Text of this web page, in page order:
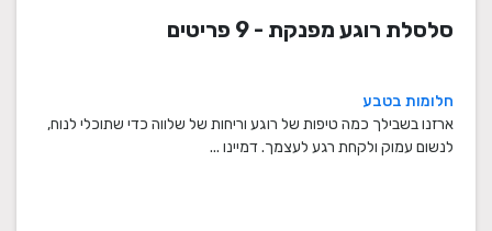
סלסלת רוגע מפנקת - 9 פריטים
חלומות בטבע
ארזנו בשבילך כמה טיפות של רוגע וריחות של שלווה כדי שתוכלי לנוח,
לנשום עמוק ולקחת רגע לעצמך. דמיינו ...